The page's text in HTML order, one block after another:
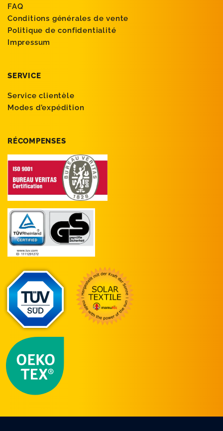
FAQ
Conditions générales de vente
Politique de confidentialité
Impressum
SERVICE
Service clientèle
Modes d’expédition
RÉCOMPENSES